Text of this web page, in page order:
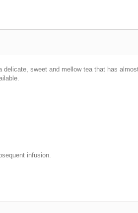
sweet and mellow tea that has
infusion.